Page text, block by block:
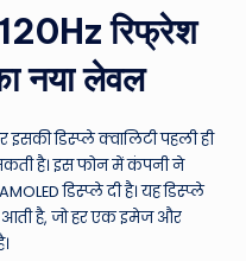
रिफ्रेश
नया लेवल
डिस्प्ले क्वालिटी पहली ही
है। इस फोन में कंपनी ने
डिस्प्ले दी है। यह डिस्प्ले
है, जो हर एक इमेज और